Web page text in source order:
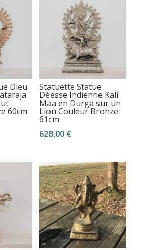
Dieu
60cm
Statuette Statue
Déesse Indienne Kali
Maa en Durga sur un
Lion Couleur Bronze
61cm
628,00 €